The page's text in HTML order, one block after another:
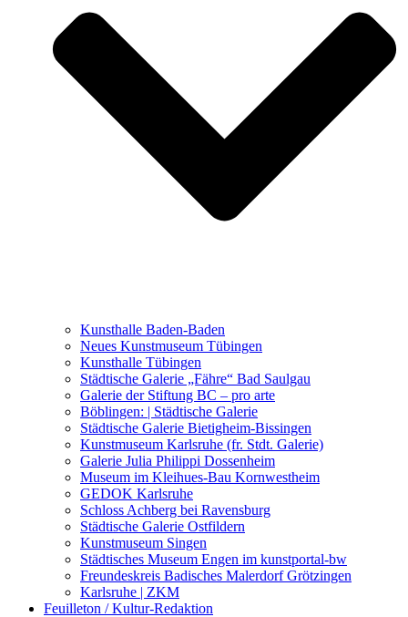
Was seither geschah
Kunstwettbewerbe, Ausschreibungen für Künstler
Kunsthalle Baden-Baden
Neues Kunstmuseum Tübingen
Kunsthalle Tübingen
Städtische Galerie „Fähre“ Bad Saulgau
Galerie der Stiftung BC – pro arte
Böblingen: | Städtische Galerie
Städtische Galerie Bietigheim-Bissingen
Kunstmuseum Karlsruhe (fr. Stdt. Galerie)
Galerie Julia Philippi Dossenheim
Museum im Kleihues-Bau Kornwestheim
GEDOK Karlsruhe
Schloss Achberg bei Ravensburg
Städtische Galerie Ostfildern
Kunstmuseum Singen
Städtisches Museum Engen im kunstportal-bw
Freundeskreis Badisches Malerdorf Grötzingen
Karlsruhe | ZKM
Feuilleton / Kultur-Redaktion